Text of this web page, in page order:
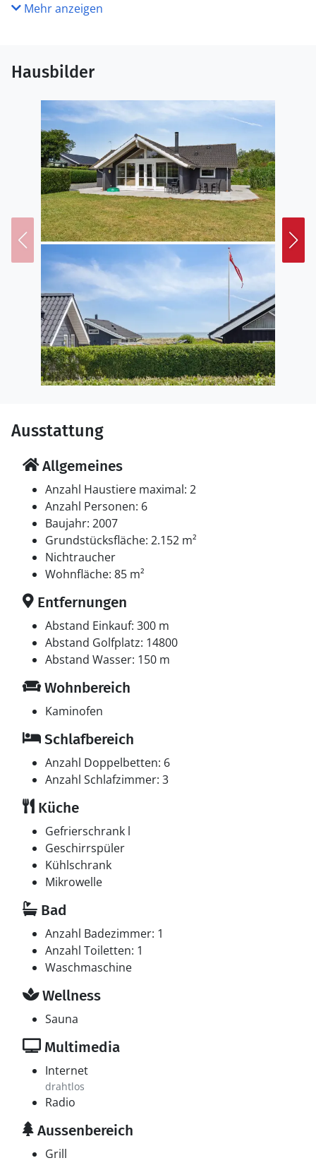
WC und Bad
Sauna zur Verfügung in der Sie sich so richtig
entspannen können.
Draußen
Die Ferienunterkunft liegt auf einem 2152 m² großen
Gartengrundstück. Die Entfernung zum Meer beträgt
150 m. Die Entfernung zum Fjord beträgt 11100 m. Die
nächste Einkaufsmöglichkeit liegt 300 m entfernt. In
einem Abstand von 14800 m gibt es einen Golfplatz. Es
steht ein offenes Terrassenareal zur Verfügung. Es
steht ein Grill zur Verfügung. Parkplatz auf dem
Grundstück.
Das Ferienhaus eignet sich für 6 Personen. Die
Ferienunterkunft hat eine Wohnfläche von 85 m² und
wurde 2007 gebaut. Es ist erlaubt 2 Haustiere
mitzubringen. In der Ferienunterkunft ist eine
energiesparender Luft zu Luft Wärmepumpe installiert.
Die Ferienunterkunft ist mit Waschmaschine
Nutzinhalt. Es gibt außerdem einen Kaminofen. Für die
jüngsten Feriengäste ist 1 Kinderhochstuhl vorhanden.
Schlafverhältnisse
Die Schlafplätze verteilen sich auf 3 Schlafräume. 6
Schlafplätze in Doppelbetten.
Multimedien
In der Ferienunterkunft gibt es 1 Fernseher mit Smart-
TV.1 Chromecast. Radio. Mindestens 4 dänische
Fernsehsender. 1-3 norwegische Fernsehsender. Es
steht kabellose Internetverbindung zur Verfügung.
Whirlpool
Entspannen Sie sich im Innen-Durchlauf-Whirlpool für
Mehr anzeigen
Hausbilder
Ausstattung
Allgemeines
Anzahl Haustiere maximal: 2
Anzahl Personen: 6
Baujahr: 2007
Grundstücksfläche: 2.152 m²
Nichtraucher
Wohnfläche: 85 m²
Entfernungen
Abstand Einkauf: 300 m
Abstand Golfplatz: 14800
Abstand Wasser: 150 m
Wohnbereich
Kaminofen
Schlafbereich
Anzahl Doppelbetten: 6
Anzahl Schlafzimmer: 3
Küche
Gefrierschrank l
Geschirrspüler
Kühlschrank
Mikrowelle
Bad
Anzahl Badezimmer: 1
Anzahl Toiletten: 1
Waschmaschine
Wellness
Sauna
Multimedia
Internet
drahtlos
Radio
Aussenbereich
Grill